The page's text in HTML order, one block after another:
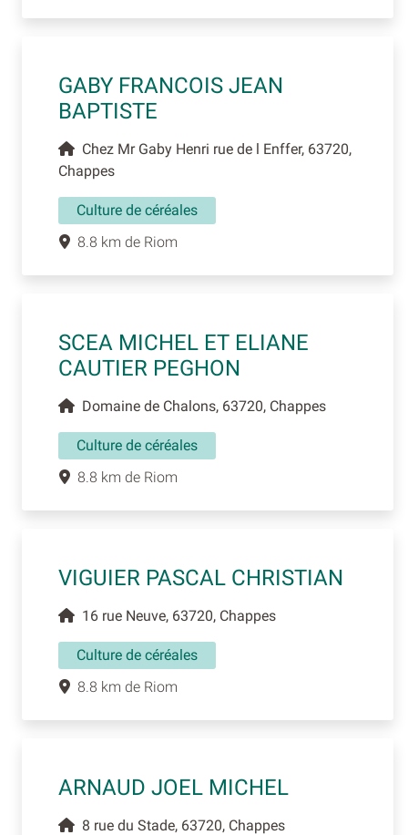
GABY FRANCOIS JEAN
BAPTISTE
Chez Mr Gaby Henri rue de l Enffer, 63720,
Chappes
Culture de céréales
8.8 km de Riom
SCEA MICHEL ET ELIANE
CAUTIER PEGHON
Domaine de Chalons, 63720, Chappes
Culture de céréales
8.8 km de Riom
VIGUIER PASCAL CHRISTIAN
16 rue Neuve, 63720, Chappes
Culture de céréales
8.8 km de Riom
ARNAUD JOEL MICHEL
8 rue du Stade, 63720, Chappes